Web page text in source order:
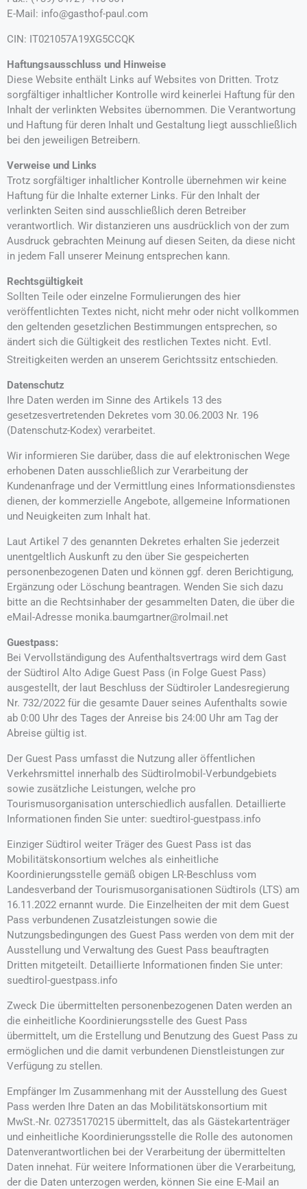
E-Mail: info@gasthof-paul.com
CIN: IT021057A19XG5CCQK
Haftungsausschluss und Hinweise
Diese Website enthält Links auf Websites von Dritten. Trotz
sorgfältiger inhaltlicher Kontrolle wird keinerlei Haftung für den
Inhalt der verlinkten Websites übernommen. Die Verantwortung
und Haftung für deren Inhalt und Gestaltung liegt ausschließlich
bei den jeweiligen Betreibern.
Verweise und Links
Trotz sorgfältiger inhaltlicher Kontrolle übernehmen wir keine
Haftung für die Inhalte externer Links. Für den Inhalt der
verlinkten Seiten sind ausschließlich deren Betreiber
verantwortlich. Wir distanzieren uns ausdrücklich von der zum
Ausdruck gebrachten Meinung auf diesen Seiten, da diese nicht
in jedem Fall unserer Meinung entsprechen kann.
Rechtsgültigkeit
Sollten Teile oder einzelne Formulierungen des hier
veröffentlichten Textes nicht, nicht mehr oder nicht vollkommen
den geltenden gesetzlichen Bestimmungen entsprechen, so
ändert sich die Gültigkeit des restlichen Textes nicht. Evtl.
Streitigkeiten werden an unserem Gerichtssitz entschieden.
Datenschutz
Ihre Daten werden im Sinne des Artikels 13 des
gesetzesvertretenden Dekretes vom 30.06.2003 Nr. 196
(Datenschutz-Kodex) verarbeitet.
Wir informieren Sie darüber, dass die auf elektronischen Wege
erhobenen Daten ausschließlich zur Verarbeitung der
Kundenanfrage und der Vermittlung eines Informationsdienstes
dienen, der kommerzielle Angebote, allgemeine Informationen
und Neuigkeiten zum Inhalt hat.
Laut Artikel 7 des genannten Dekretes erhalten Sie jederzeit
unentgeltlich Auskunft zu den über Sie gespeicherten
personenbezogenen Daten und können ggf. deren Berichtigung,
Ergänzung oder Löschung beantragen. Wenden Sie sich dazu
bitte an die Rechtsinhaber der gesammelten Daten, die über die
eMail-Adresse monika.baumgartner@rolmail.net
Guestpass:
Bei Vervollständigung des Aufenthaltsvertrags wird dem Gast
der Südtirol Alto Adige Guest Pass (in Folge Guest Pass)
ausgestellt, der laut Beschluss der Südtiroler Landesregierung
Nr. 732/2022 für die gesamte Dauer seines Aufenthalts sowie
ab 0:00 Uhr des Tages der Anreise bis 24:00 Uhr am Tag der
Abreise gültig ist.
Der Guest Pass umfasst die Nutzung aller öffentlichen
Verkehrsmittel innerhalb des Südtirolmobil-Verbundgebiets
sowie zusätzliche Leistungen, welche pro
Tourismusorganisation unterschiedlich ausfallen. Detaillierte
Informationen finden Sie unter: suedtirol-guestpass.info
Einziger Südtirol weiter Träger des Guest Pass ist das
Mobilitätskonsortium welches als einheitliche
Koordinierungsstelle gemäß obigen LR-Beschluss vom
Landesverband der Tourismusorganisationen Südtirols (LTS) am
16.11.2022 ernannt wurde. Die Einzelheiten der mit dem Guest
Pass verbundenen Zusatzleistungen sowie die
Nutzungsbedingungen des Guest Pass werden von dem mit der
Ausstellung und Verwaltung des Guest Pass beauftragten
Dritten mitgeteilt. Detaillierte Informationen finden Sie unter:
suedtirol-guestpass.info
Zweck Die übermittelten personenbezogenen Daten werden an
die einheitliche Koordinierungsstelle des Guest Pass
übermittelt, um die Erstellung und Benutzung des Guest Pass zu
ermöglichen und die damit verbundenen Dienstleistungen zur
Verfügung zu stellen.
Empfänger Im Zusammenhang mit der Ausstellung des Guest
Pass werden Ihre Daten an das Mobilitätskonsortium mit
MwSt.-Nr. 02735170215 übermittelt, das als Gästekartenträger
und einheitliche Koordinierungsstelle die Rolle des autonomen
Datenverantwortlichen bei der Verarbeitung der übermittelten
Daten innehat. Für weitere Informationen über die Verarbeitung,
der die Daten unterzogen werden, können Sie eine E-Mail an